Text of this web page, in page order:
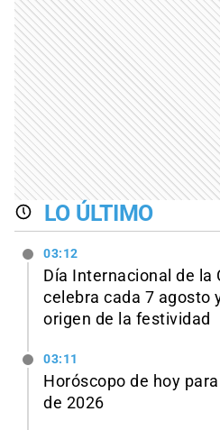
LO ÚLTIMO
03:12
Día Internacional de la
celebra cada 7 agosto
origen de la festividad
03:11
Horóscopo de hoy
de 2026